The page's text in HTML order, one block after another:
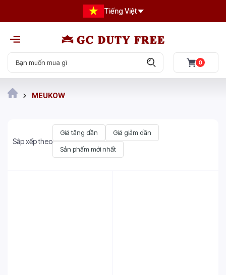
Tiếng Việt
0
MEUKOW
Sắp xếp theo
Giá tăng dần Giá giảm dần
Sản phẩm mới nhất